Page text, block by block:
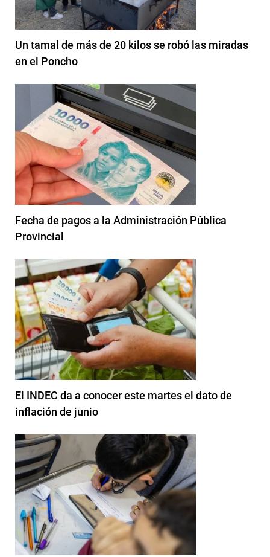
Un tamal de más de 20 kilos se robó las miradas
en el Poncho
Fecha de pagos a la Administración Pública
Provincial
El INDEC da a conocer este martes el dato de
inflación de junio